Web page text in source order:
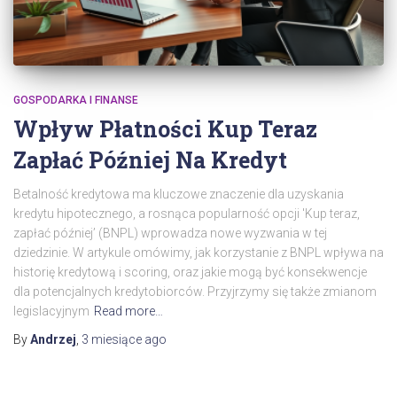
GOSPODARKA I FINANSE
Wpływ Płatności Kup Teraz
Zapłać Później Na Kredyt
Betalność kredytowa ma kluczowe znaczenie dla uzyskania
kredytu hipotecznego, a rosnąca popularność opcji 'Kup teraz,
zapłać później’ (BNPL) wprowadza nowe wyzwania w tej
dziedzinie. W artykule omówimy, jak korzystanie z BNPL wpływa na
historię kredytową i scoring, oraz jakie mogą być konsekwencje
dla potencjalnych kredytobiorców. Przyjrzymy się także zmianom
legislacyjnym Read more…
ByAndrzej 3 miesiące ago